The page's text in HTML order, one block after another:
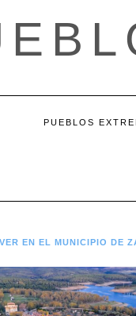
PUEBLOS
EN EL MUNICIPIO DE